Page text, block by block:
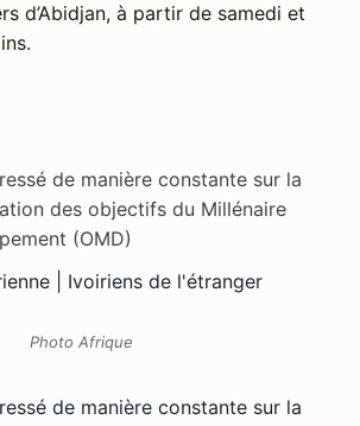
d’Abidjan, à partir de samedi et
de manière constante sur la
des objectifs du Millénaire
(OMD)
Photo Afrique
de manière constante sur la